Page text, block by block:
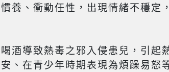
養、衝動任性，出現情緒不穩定
酒導致熱毒之邪入侵患兒，引起
、在青少年時期表現為煩躁易怒